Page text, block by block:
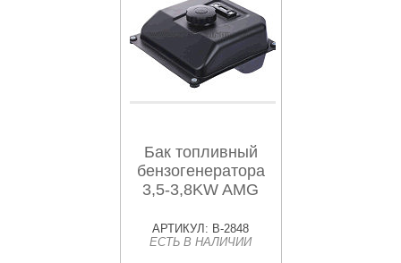
Бак топливный
бензогенератора
3,5-3,8KW AMG
АРТИКУЛ: B-2848
ЕСТЬ В НАЛИЧИИ